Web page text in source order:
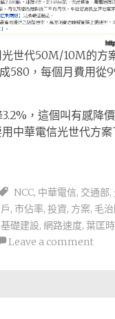
世代50M/10M的方
580，每個月費用從
，這個叫有感降
中華電信光世代方
NCC, 中華電信, 交通部,
, 市佔率, 投資, 方案, 毛
礎建設, 網路速度, 葉匡時
Leave a comment